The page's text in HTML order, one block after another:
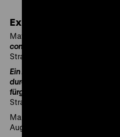
Exponate
Matthias de Ianova:
consistorialis martyrii Jo. Hus
Straßburg: Johann Schott,
Ein Reformation des
durch Keyser Sigmundum
fürgenummen ...
Straßburg: Matthias Schürer
Martin Luther:
Augsburg: Jörg Nadler, 1518 | R